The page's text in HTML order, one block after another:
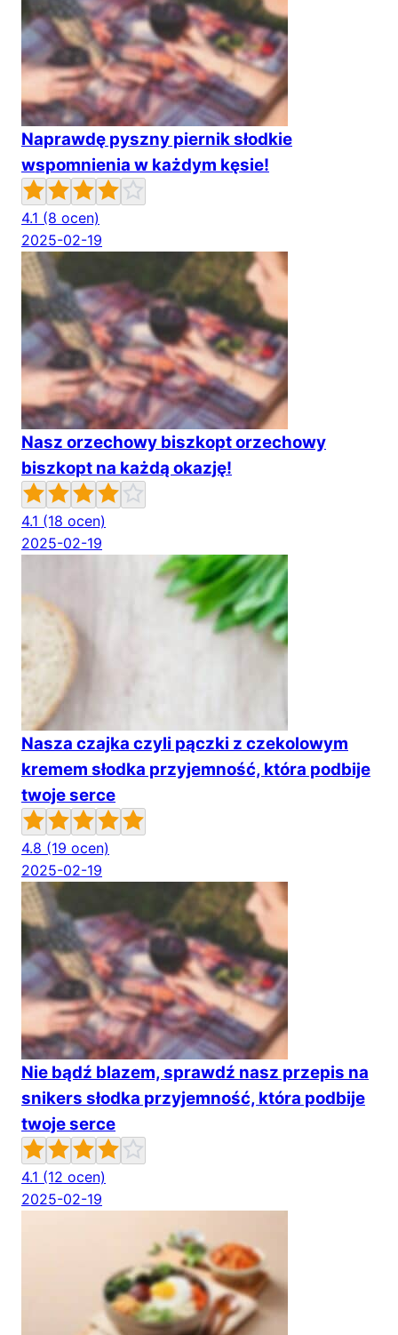
Naprawdę pyszny piernik słodkie
wspomnienia w każdym kęsie!
4.1 (8 ocen)
2025-02-19
Nasz orzechowy biszkopt orzechowy
biszkopt na każdą okazję!
4.1 (18 ocen)
2025-02-19
Nasza czajka czyli pączki z czekolowym
kremem słodka przyjemność, która podbije
twoje serce
4.8 (19 ocen)
2025-02-19
Nie bądź blazem, sprawdź nasz przepis na
snikers słodka przyjemność, która podbije
twoje serce
4.1 (12 ocen)
2025-02-19